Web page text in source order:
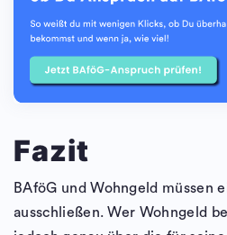
Fazit
BAföG und Wohngeld müssen
ausschließen. Wer Wohngeld